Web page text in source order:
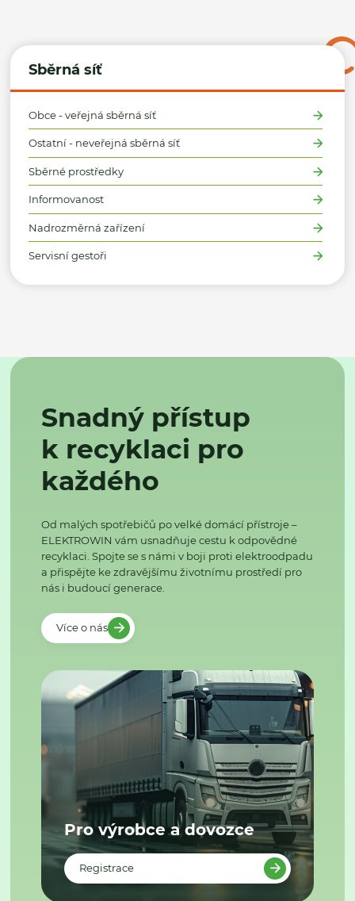
Sběrná síť
Obce - veřejná sběrná síť
Ostatní - neveřejná sběrná síť
Sběrné prostředky
Informovanost
Nadrozměrná zařízení
Servisní gestoři
Snadný přístup
k recyklaci pro
každého
Od malých spotřebičů po velké domácí přístroje –
ELEKTROWIN vám usnadňuje cestu k odpovědné
recyklaci. Spojte se s námi v boji proti elektroodpadu
a přispějte ke zdravějšímu životnímu prostředí pro
nás i budoucí generace.
Více o nás
Pro výrobce a dovozce
Registrace